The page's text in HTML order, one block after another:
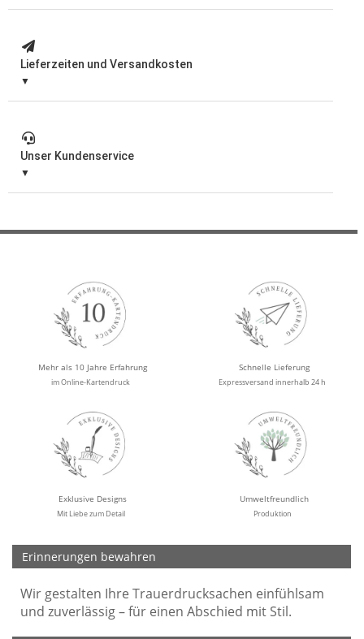
Lieferzeiten und Versandkosten
Unser Kundenservice
Mehr als 10 Jahre Erfahrung
im Online-Kartendruck
Schnelle Lieferung
Expressversand innerhalb 24 h
Exklusive Designs
Mit Liebe zum Detail
Umweltfreundlich
Produktion
Erinnerungen bewahren
Wir gestalten Ihre Trauerdrucksachen einfühlsam
und zuverlässig – für einen Abschied mit Stil.